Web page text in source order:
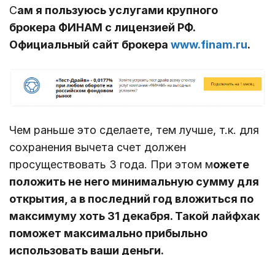
Сам я пользуюсь услугами крупного
брокера ФИНАМ с лицензией РФ.
Официальный сайт брокера www.finam.ru.
Чем раньше это сделаете, тем лучше, т.к. для
сохранения вычета счет должен
просуществовать 3 года. При этом можете
положить не него минимальную сумму для
открытия, а в последний год вложиться по
максимуму хоть 31 декабря. Такой лайфхак
поможет максимально прибыльно
использовать ваши деньги.